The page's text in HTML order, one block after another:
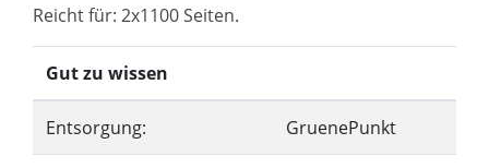
Reicht für: 2x1100 Seiten.
Gut zu wissen
Entsorgung: GruenePunkt